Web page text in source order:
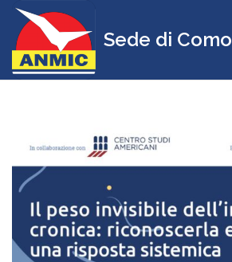
Sede di Como